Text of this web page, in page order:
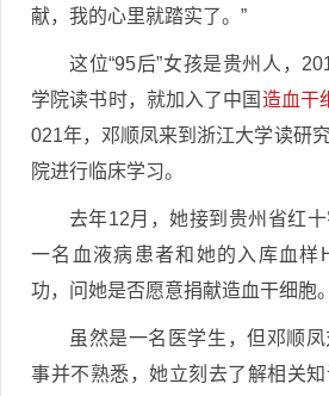
献，我的心里就踏实了。”
这位“95后”女孩是贵州人，
学院读书时，就加入了中国 造血干
021年，邓顺凤来到浙江大学读研
院进行临床学习。
去年12月，她接到贵州省红
一名血液病患者和她的入库血样
功，问她是否愿意捐献造血干细胞。
虽然是一名医学生，但邓顺
事并不熟悉，她立刻去了解相关